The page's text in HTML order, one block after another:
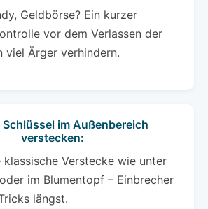
Geldbörse? Ein kurzer
vor dem Verlassen der
viel Ärger verhindern.
Schlüssel im Außenbereich
verstecken:
klassische Verstecke wie unter
im Blumentopf – Einbrecher
längst.